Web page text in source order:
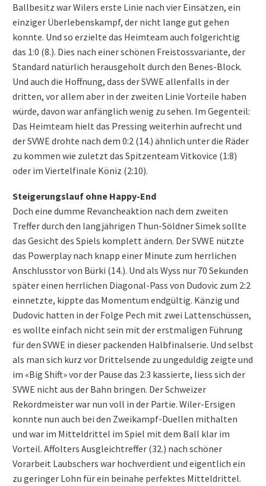
Ballbesitz war Wilers erste Linie nach vier Einsätzen, ein
einziger Überlebenskampf, der nicht lange gut gehen
konnte. Und so erzielte das Heimteam auch folgerichtig
das 1:0 (8.). Dies nach einer schönen Freistossvariante, der
Standard natürlich herausgeholt durch den Benes-Block.
Und auch die Hoffnung, dass der SVWE allenfalls in der
dritten, vor allem aber in der zweiten Linie Vorteile haben
würde, davon war anfänglich wenig zu sehen. Im Gegenteil:
Das Heimteam hielt das Pressing weiterhin aufrecht und
der SVWE drohte nach dem 0:2 (14.) ähnlich unter die Räder
zu kommen wie zuletzt das Spitzenteam Vitkovice (1:8)
oder im Viertelfinale Köniz (2:10).
Steigerungslauf ohne Happy-End
Doch eine dumme Revancheaktion nach dem zweiten
Treffer durch den langjährigen Thun-Söldner Simek sollte
das Gesicht des Spiels komplett ändern. Der SVWE nützte
das Powerplay nach knapp einer Minute zum herrlichen
Anschlusstor von Bürki (14.). Und als Wyss nur 70 Sekunden
später einen herrlichen Diagonal-Pass von Dudovic zum 2:2
einnetzte, kippte das Momentum endgültig. Känzig und
Dudovic hatten in der Folge Pech mit zwei Lattenschüssen,
es wollte einfach nicht sein mit der erstmaligen Führung
für den SVWE in dieser packenden Halbfinalserie. Und selbst
als man sich kurz vor Drittelsende zu ungeduldig zeigte und
im «Big Shift» vor der Pause das 2:3 kassierte, liess sich der
SVWE nicht aus der Bahn bringen. Der Schweizer
Rekordmeister war nun voll in der Partie. Wiler-Ersigen
konnte nun auch bei den Zweikampf-Duellen mithalten
und war im Mitteldrittel im Spiel mit dem Ball klar im
Vorteil. Affolters Ausgleichtreffer (32.) nach schöner
Vorarbeit Laubschers war hochverdient und eigentlich ein
zu geringer Lohn für ein beinahe perfektes Mitteldrittel.